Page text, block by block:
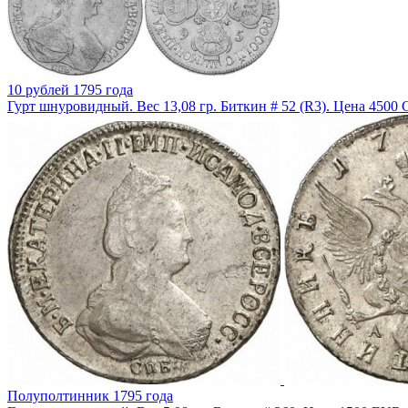
10 рублей 1795 года
Гурт шнуровидный. Вес 13,08 гр. Биткин # 52 (R3). Цена 4500
Полуполтинник 1795 года